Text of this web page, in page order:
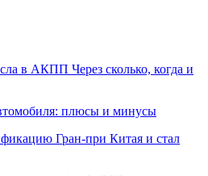
в АКПП Через сколько, когда и
плюсы и минусы
Гран‑при Китая и стал